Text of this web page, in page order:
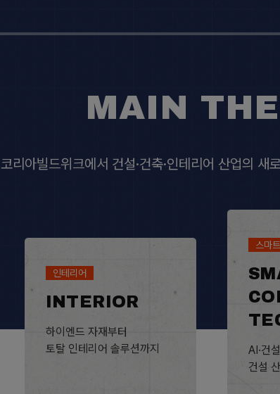
MAIN
코리아빌드위크에서 건설·건축·인테리어 산업의 새
인테리어
INTERIOR
하이엔드 자재부터
토탈 인테리어 솔루션까지
스마
AI·건
건설